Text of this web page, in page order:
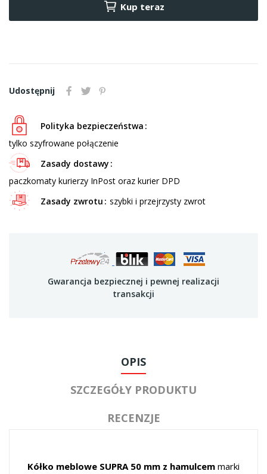
Kup teraz
Udostępnij
Polityka bezpieczeństwa
tylko szyfrowane połączenie
Zasady dostawy
paczkomaty kurierzy InPost oraz kurier DPD
Zasady zwrotu
szybki i przejrzysty zwrot
Gwarancja bezpiecznej i pewnej realizacji
transakcji
OPIS
SZCZEGÓŁY PRODUKTU
RECENZJE
Kółko meblowe SUPRA 50 mm z hamulcem marki